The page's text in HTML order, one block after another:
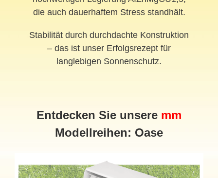
die auch dauerhaftem Stress standhält.
Stabilität durch durchdachte Konstruktion
– das ist unser Erfolgsrezept für
langlebigen Sonnenschutz.
Entdecken Sie unsere mm
Modellreihen: Oase